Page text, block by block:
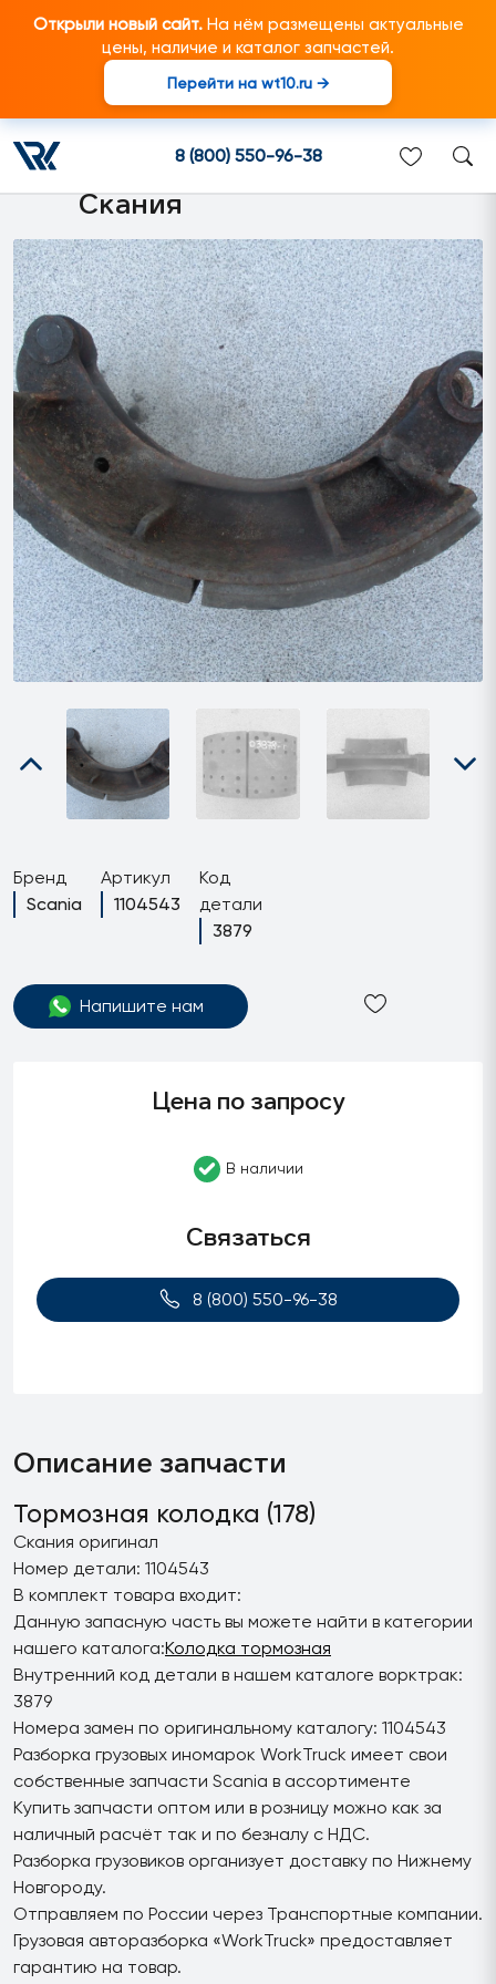
Открыли новый сайт.На нём размещены актуальные
цены, наличие и каталог запчастей.
Перейти на wt10.ru →
8 (800) 550-96-38
1104543 Тормозная колодка
(178) подходит для
грузовиков марки Scania/
Скания
Бренд
Scania
Артикул
1104543
Код
детали
3879
Напишите нам
Цена по запросу
В наличии
Связаться
8 (800) 550-96-38
Описание запчасти
Тормозная колодка (178)
Скания оригинал
Номер детали: 1104543
В комплект товара входит:
Данную запасную часть вы можете найти в категории
нашего каталога:Колодка тормозная
Внутренний код детали в нашем каталоге ворктрак:
3879
Номера замен по оригинальному каталогу: 1104543
Разборка грузовых иномарок WorkTruck имеет свои
собственные запчасти Scania в ассортименте
Купить запчасти оптом или в розницу можно как за
наличный расчёт так и по безналу с НДС.
Разборка грузовиков организует доставку по Нижнему
Новгороду.
Отправляем по России через Транспортные компании.
Грузовая авторазборка «WorkTruck» предоставляет
гарантию на товар.